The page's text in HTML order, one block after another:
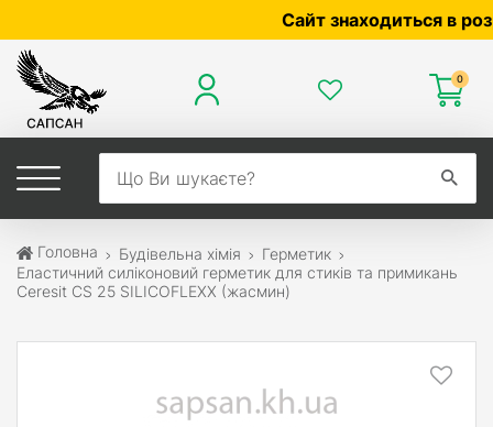
Сайт знаходиться в
0
Головна Будівельна хімія
Герметик
Еластичний силіконовий герметик для стиків та примикань
Ceresit CS 25 SILICOFLEXX (жасмин)